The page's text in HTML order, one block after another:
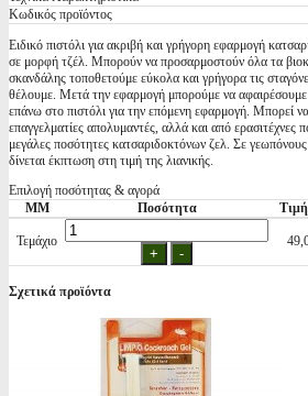
Κωδικός προϊόντος
Ειδικό πιστόλι για ακριβή και γρήγορη εφαρμογή
σε μορφή τζέλ. Μπορούν να προσαρμοστούν όλα τα
σκανδάλης τοποθετούμε εύκολα και γρήγορα τις
θέλουμε. Μετά την εφαρμογή μπορούμε να
επάνω στο πιστόλι για την επόμενη εφαρμογή. Μπορεί
επαγγελματίες απολυμαντές, αλλά και από ερασιτέχνες
μεγάλες ποσότητες κατσαριδοκτόνων ζελ. Σε
δίνεται έκπτωση στη τιμή της λιανικής.
Επιλογή ποσότητας & αγορά
ΜΜ
Ποσότητα
Τεμάχιο
Σχετικά προϊόντα